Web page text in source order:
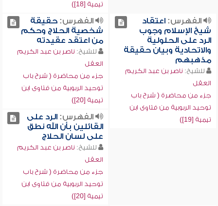
تيمية [18])
الفهرس:اعتقاد
شيخ الإسلام وجوب
الرد على الحلولية
والاتحادية وبيان حقيقة
مذهبهم
للشيخ: ناصر بن عبد الكريم
العقل
جزء من محاضرة ( شرح باب
توحيد الربوبية من فتاوى ابن
تيمية [19])
الفهرس:حقيقة
شخصية الحلاج وحكم
من اعتقد عقيدته
للشيخ: ناصر بن عبد الكريم
العقل
جزء من محاضرة ( شرح باب
توحيد الربوبية من فتاوى ابن
تيمية [20])
الفهرس:الرد على
القائلين بأن الله نطق
على لسان الحلاج
للشيخ: ناصر بن عبد الكريم
العقل
جزء من محاضرة ( شرح باب
توحيد الربوبية من فتاوى ابن
تيمية [20])